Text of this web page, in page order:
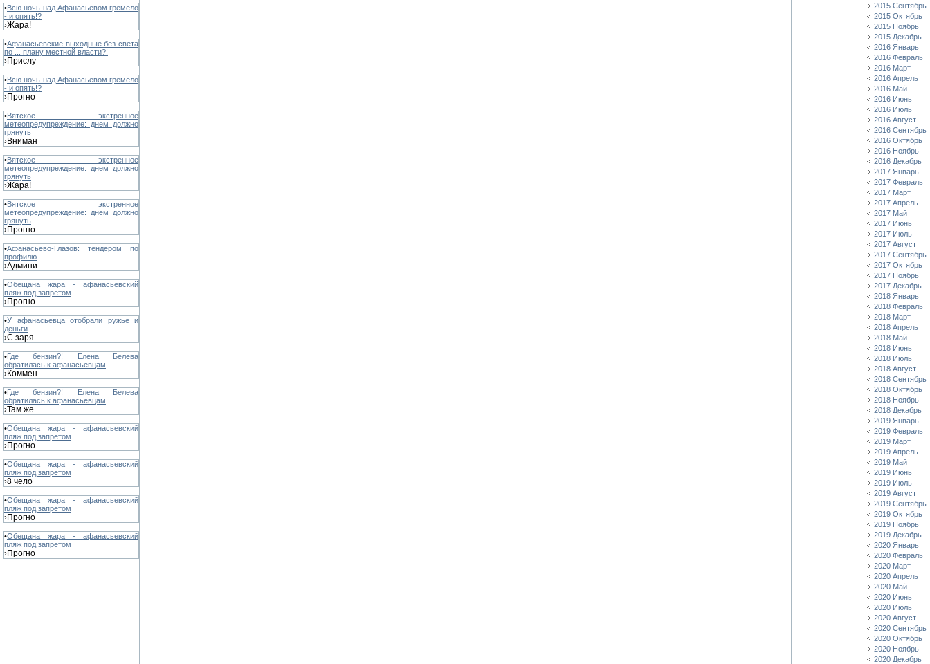
•Всю ночь над Афанасьевом гремело
- и опять!?
›Жара!
•Афанасьевские выходные без света
по ... плану местной власти?!
›Прислу
•Всю ночь над Афанасьевом гремело
- и опять!?
›Прогно
•Вятское экстренное
метеопредупреждение: днем должно
грянуть
›Вниман
•Вятское экстренное
метеопредупреждение: днем должно
грянуть
›Жара!
•Вятское экстренное
метеопредупреждение: днем должно
грянуть
›Прогно
•Афанасьево-Глазов: тендером по
профилю
›Админи
•Обещана жара - афанасьевский
пляж под запретом
›Прогно
•У афанасьевца отобрали ружье и
деньги
›С заря
•Где бензин?! Елена Белева
обратилась к афанасьевцам
›Коммен
•Где бензин?! Елена Белева
обратилась к афанасьевцам
›Там же
•Обещана жара - афанасьевский
пляж под запретом
›Прогно
•Обещана жара - афанасьевский
пляж под запретом
›8 чело
•Обещана жара - афанасьевский
пляж под запретом
›Прогно
•Обещана жара - афанасьевский
пляж под запретом
›Прогно
2015 Сентябрь
2015 Октябрь
2015 Ноябрь
2015 Декабрь
2016 Январь
2016 Февраль
2016 Март
2016 Апрель
2016 Май
2016 Июнь
2016 Июль
2016 Август
2016 Сентябрь
2016 Октябрь
2016 Ноябрь
2016 Декабрь
2017 Январь
2017 Февраль
2017 Март
2017 Апрель
2017 Май
2017 Июнь
2017 Июль
2017 Август
2017 Сентябрь
2017 Октябрь
2017 Ноябрь
2017 Декабрь
2018 Январь
2018 Февраль
2018 Март
2018 Апрель
2018 Май
2018 Июнь
2018 Июль
2018 Август
2018 Сентябрь
2018 Октябрь
2018 Ноябрь
2018 Декабрь
2019 Январь
2019 Февраль
2019 Март
2019 Апрель
2019 Май
2019 Июнь
2019 Июль
2019 Август
2019 Сентябрь
2019 Октябрь
2019 Ноябрь
2019 Декабрь
2020 Январь
2020 Февраль
2020 Март
2020 Апрель
2020 Май
2020 Июнь
2020 Июль
2020 Август
2020 Сентябрь
2020 Октябрь
2020 Ноябрь
2020 Декабрь